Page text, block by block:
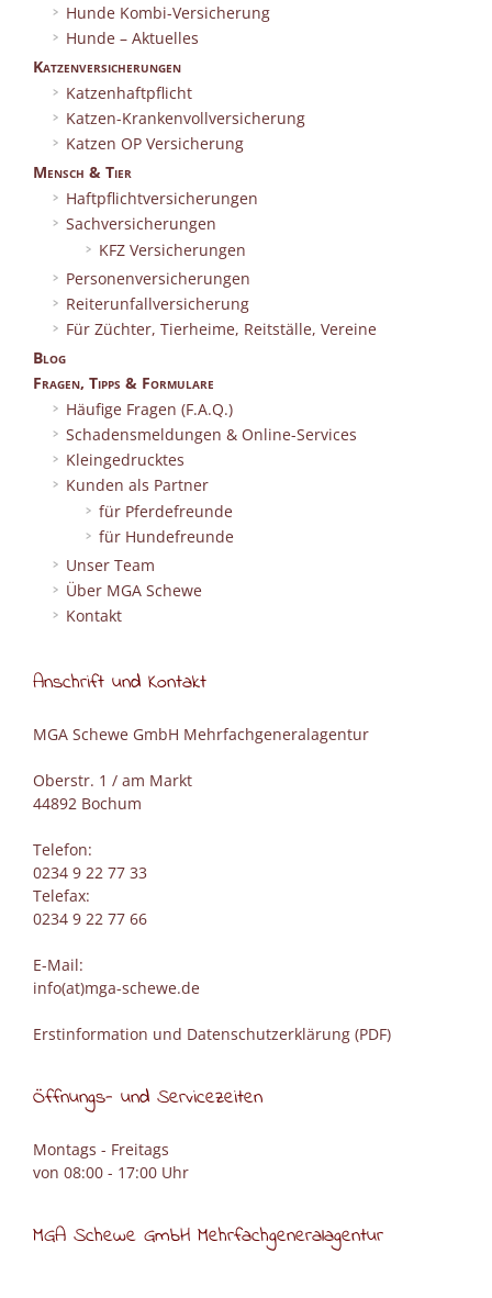
Hunde Kombi-Versicherung
Hunde – Aktuelles
Katzenversicherungen
Katzenhaftpflicht
Katzen-Krankenvollversicherung
Katzen OP Versicherung
Mensch & Tier
Haftpflichtversicherungen
Sachversicherungen
KFZ Versicherungen
Personenversicherungen
Reiterunfallversicherung
Für Züchter, Tierheime, Reitställe, Vereine
Blog
Fragen, Tipps & Formulare
Häufige Fragen (F.A.Q.)
Schadensmeldungen & Online-Services
Kleingedrucktes
Kunden als Partner
für Pferdefreunde
für Hundefreunde
Unser Team
Über MGA Schewe
Kontakt
Anschrift und Kontakt
MGA Schewe GmbH Mehrfachgeneralagentur
Oberstr. 1 / am Markt
44892 Bochum
Telefon:
0234 9 22 77 33
Telefax:
0234 9 22 77 66
E-Mail:
info(at)mga-schewe.de
Erstinformation und Datenschutzerklärung (PDF)
Öffnungs- und Servicezeiten
Montags - Freitags
von 08:00 - 17:00 Uhr
MGA Schewe GmbH Mehrfachgeneralagentur